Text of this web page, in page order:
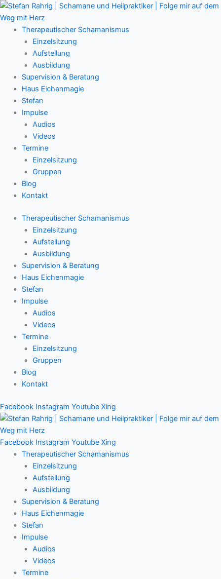
Zum
Inhalt
springenTherapeutischer Schamanismus
Einzelsitzung
Aufstellung
Ausbildung
Supervision & Beratung
Haus Eichenmagie
Stefan
Impulse
Audios
Videos
Termine
Einzelsitzung
Gruppen
Blog
Kontakt
Therapeutischer Schamanismus
Einzelsitzung
Aufstellung
Ausbildung
Supervision & Beratung
Haus Eichenmagie
Stefan
Impulse
Audios
Videos
Termine
Einzelsitzung
Gruppen
Blog
Kontakt
Facebook Instagram Youtube Xing
Facebook Instagram Youtube Xing
Therapeutischer Schamanismus
Einzelsitzung
Aufstellung
Ausbildung
Supervision & Beratung
Haus Eichenmagie
Stefan
Impulse
Audios
Videos
Termine
Main
Menu